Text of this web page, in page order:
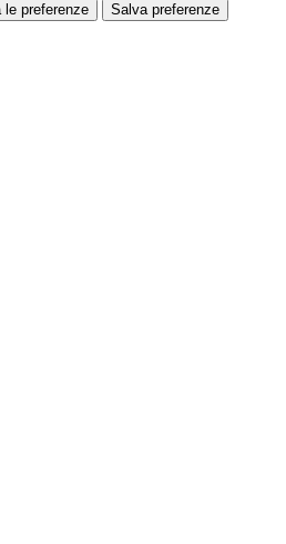
le preferenze Salva preferenze